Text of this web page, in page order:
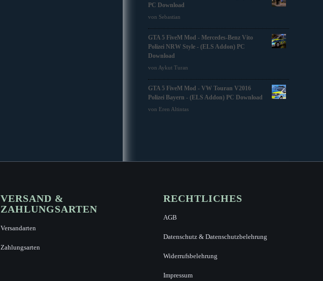
PC Download
von Sebastian
GTA 5 FiveM Mod - Mercedes-Benz Vito
Polizei NRW Style - (ELS Addon) PC
Download
von Aykut Turan
GTA 5 FiveM Mod - VW Touran V2016
Polizei Bayern - (ELS Addon) PC Download
von Eren Altintas
VERSAND &
ZAHLUNGSARTEN
Versandarten
Zahlungsarten
RECHTLICHES
AGB
Datenschutz & Datenschutzbelehrung
Widerrufsbelehrung
Impressum